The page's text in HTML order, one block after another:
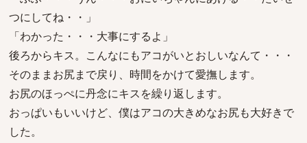
つにしてね・・」
「わかった・・・大事にするよ」
後ろからキス。こんなにもアコがいとおしいなんて・・・
そのままお尻まで戻り、時間をかけて愛撫します。
お尻のほっぺに丹念にキスを繰り返します。
おっぱいもいいけど、僕はアコの大きめなお尻も大好きで
した。